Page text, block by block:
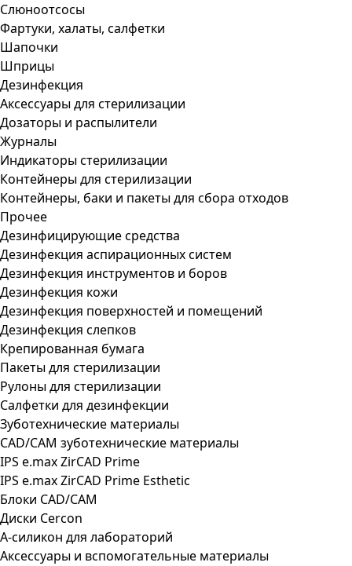
Слюноотсосы
Фартуки, халаты, салфетки
Шапочки
Шприцы
Дезинфекция
Аксессуары для стерилизации
Дозаторы и распылители
Журналы
Индикаторы стерилизации
Контейнеры для стерилизации
Контейнеры, баки и пакеты для сбора отходов
Прочее
Дезинфицирующие средства
Дезинфекция аспирационных систем
Дезинфекция инструментов и боров
Дезинфекция кожи
Дезинфекция поверхностей и помещений
Дезинфекция слепков
Крепированная бумага
Пакеты для стерилизации
Рулоны для стерилизации
Салфетки для дезинфекции
Зуботехнические материалы
CAD/CAM зуботехнические материалы
IPS e.max ZirCAD Prime
IPS e.max ZirCAD Prime Esthetic
Блоки CAD/CAM
Диски Cercon
А-силикон для лабораторий
Аксессуары и вспомогательные материалы